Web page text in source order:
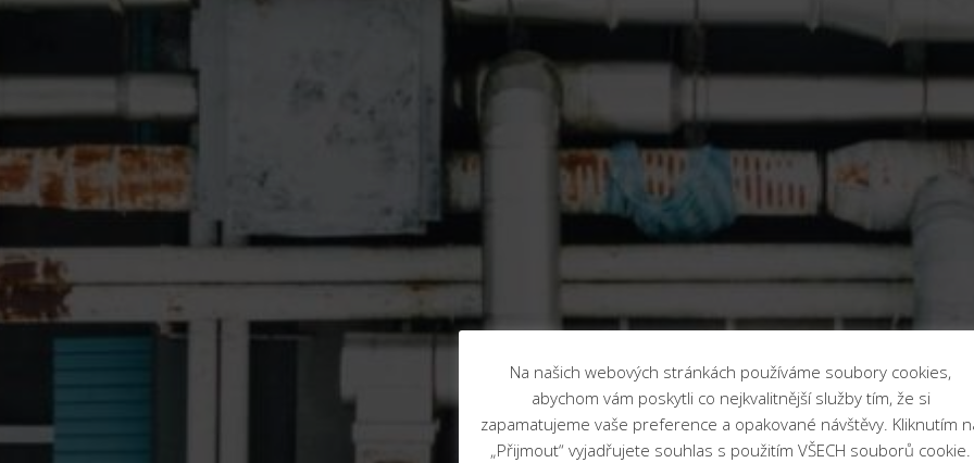
Na našich webových stránkách používáme soubory cookies,
abychom vám poskytli co nejkvalitnější služby tím, že si
zapamatujeme vaše preference a opakované návštěvy. Kliknutím
„Přijmout“ vyjadřujete souhlas s použitím VŠECH souborů cookie.